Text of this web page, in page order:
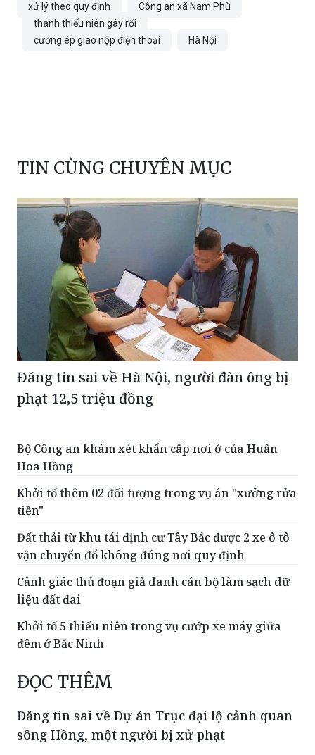
xử lý theo quy định
Công an xã Nam Phù
thanh thiếu niên gây rối
cưỡng ép giao nộp điện thoại
Hà Nội
TIN CÙNG CHUYÊN MỤC
Đăng tin sai về Hà Nội, người đàn ông bị
phạt 12,5 triệu đồng
Bộ Công an khám xét khẩn cấp nơi ở của Huấn
Hoa Hồng
Khởi tố thêm 02 đối tượng trong vụ án "xưởng rửa
tiền"
Đất thải từ khu tái định cư Tây Bắc được 2 xe ô tô
vận chuyển đổ không đúng nơi quy định
Cảnh giác thủ đoạn giả danh cán bộ làm sạch dữ
liệu đất đai
Khởi tố 5 thiếu niên trong vụ cướp xe máy giữa
đêm ở Bắc Ninh
ĐỌC THÊM
Đăng tin sai về Dự án Trục đại lộ cảnh quan
sông Hồng, một người bị xử phạt